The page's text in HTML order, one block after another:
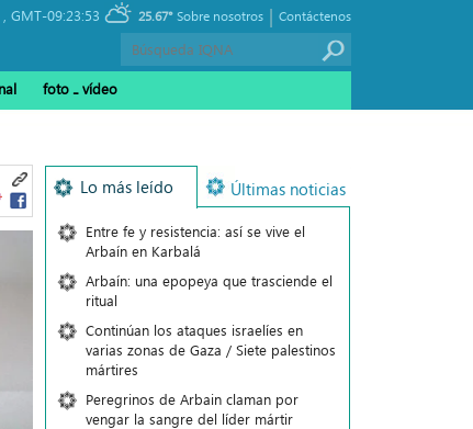
GMT-09:23:53 25.67° Contáctenos
|
Sobre nosotros
foto ـ vídeo
Lo más leído Últimas noticias
Entre fe y resistencia: así se vive el
Arbaín en Karbalá
Arbaín: una epopeya que trasciende el
ritual
Continúan los ataques israelíes en
varias zonas de Gaza / Siete palestinos
mártires
Peregrinos de Arbain claman por
vengar la sangre del líder mártir